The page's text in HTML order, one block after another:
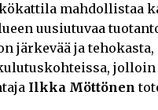
mahdollistaa
uusiutuvaa
järkevää ja
jolloin
Ilkka Möttönen